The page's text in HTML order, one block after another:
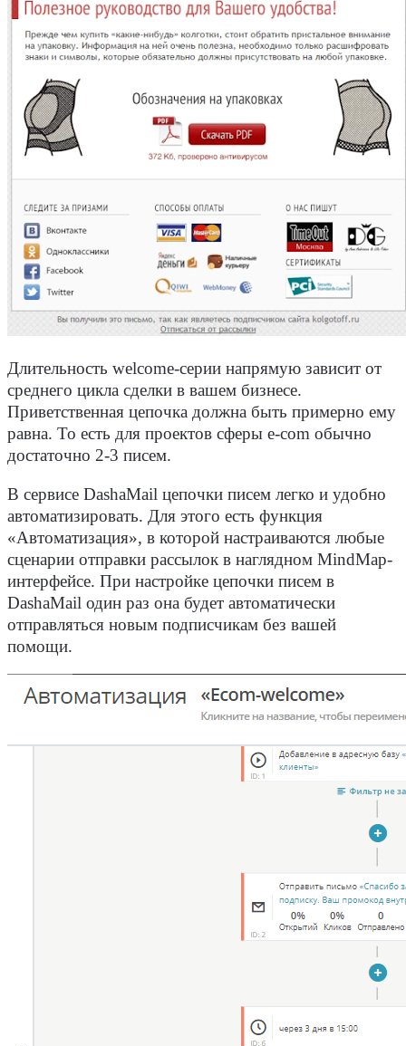
Длительность welcome-серии напрямую зависит от
среднего цикла сделки в вашем бизнесе.
Приветственная цепочка должна быть примерно ему
равна. То есть для проектов сферы e-com обычно
достаточно 2-3 писем.
В сервисе DashaMail цепочки писем легко и удобно
автоматизировать. Для этого есть функция
«Автоматизация», в которой настраиваются любые
сценарии отправки рассылок в наглядном MindMap-
интерфейсе. При настройке цепочки писем в
DashaMail один раз она будет автоматически
отправляться новым подписчикам без вашей
помощи.